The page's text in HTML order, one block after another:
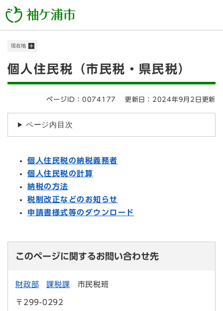
ー
メニューを飛ばして本文へ
現在地
本
個人住民税（市民税・県民税）
ページID：0074177 更新日：2024年9月2日更新
ページ内目次
個人住民税の納税義務者
個人住民税の計算
納税の方法
税制改正などのお知らせ
申請書様式等のダウンロード
このページに関するお問い合わせ先
財政部 課税課 市民税班
〒299-0292